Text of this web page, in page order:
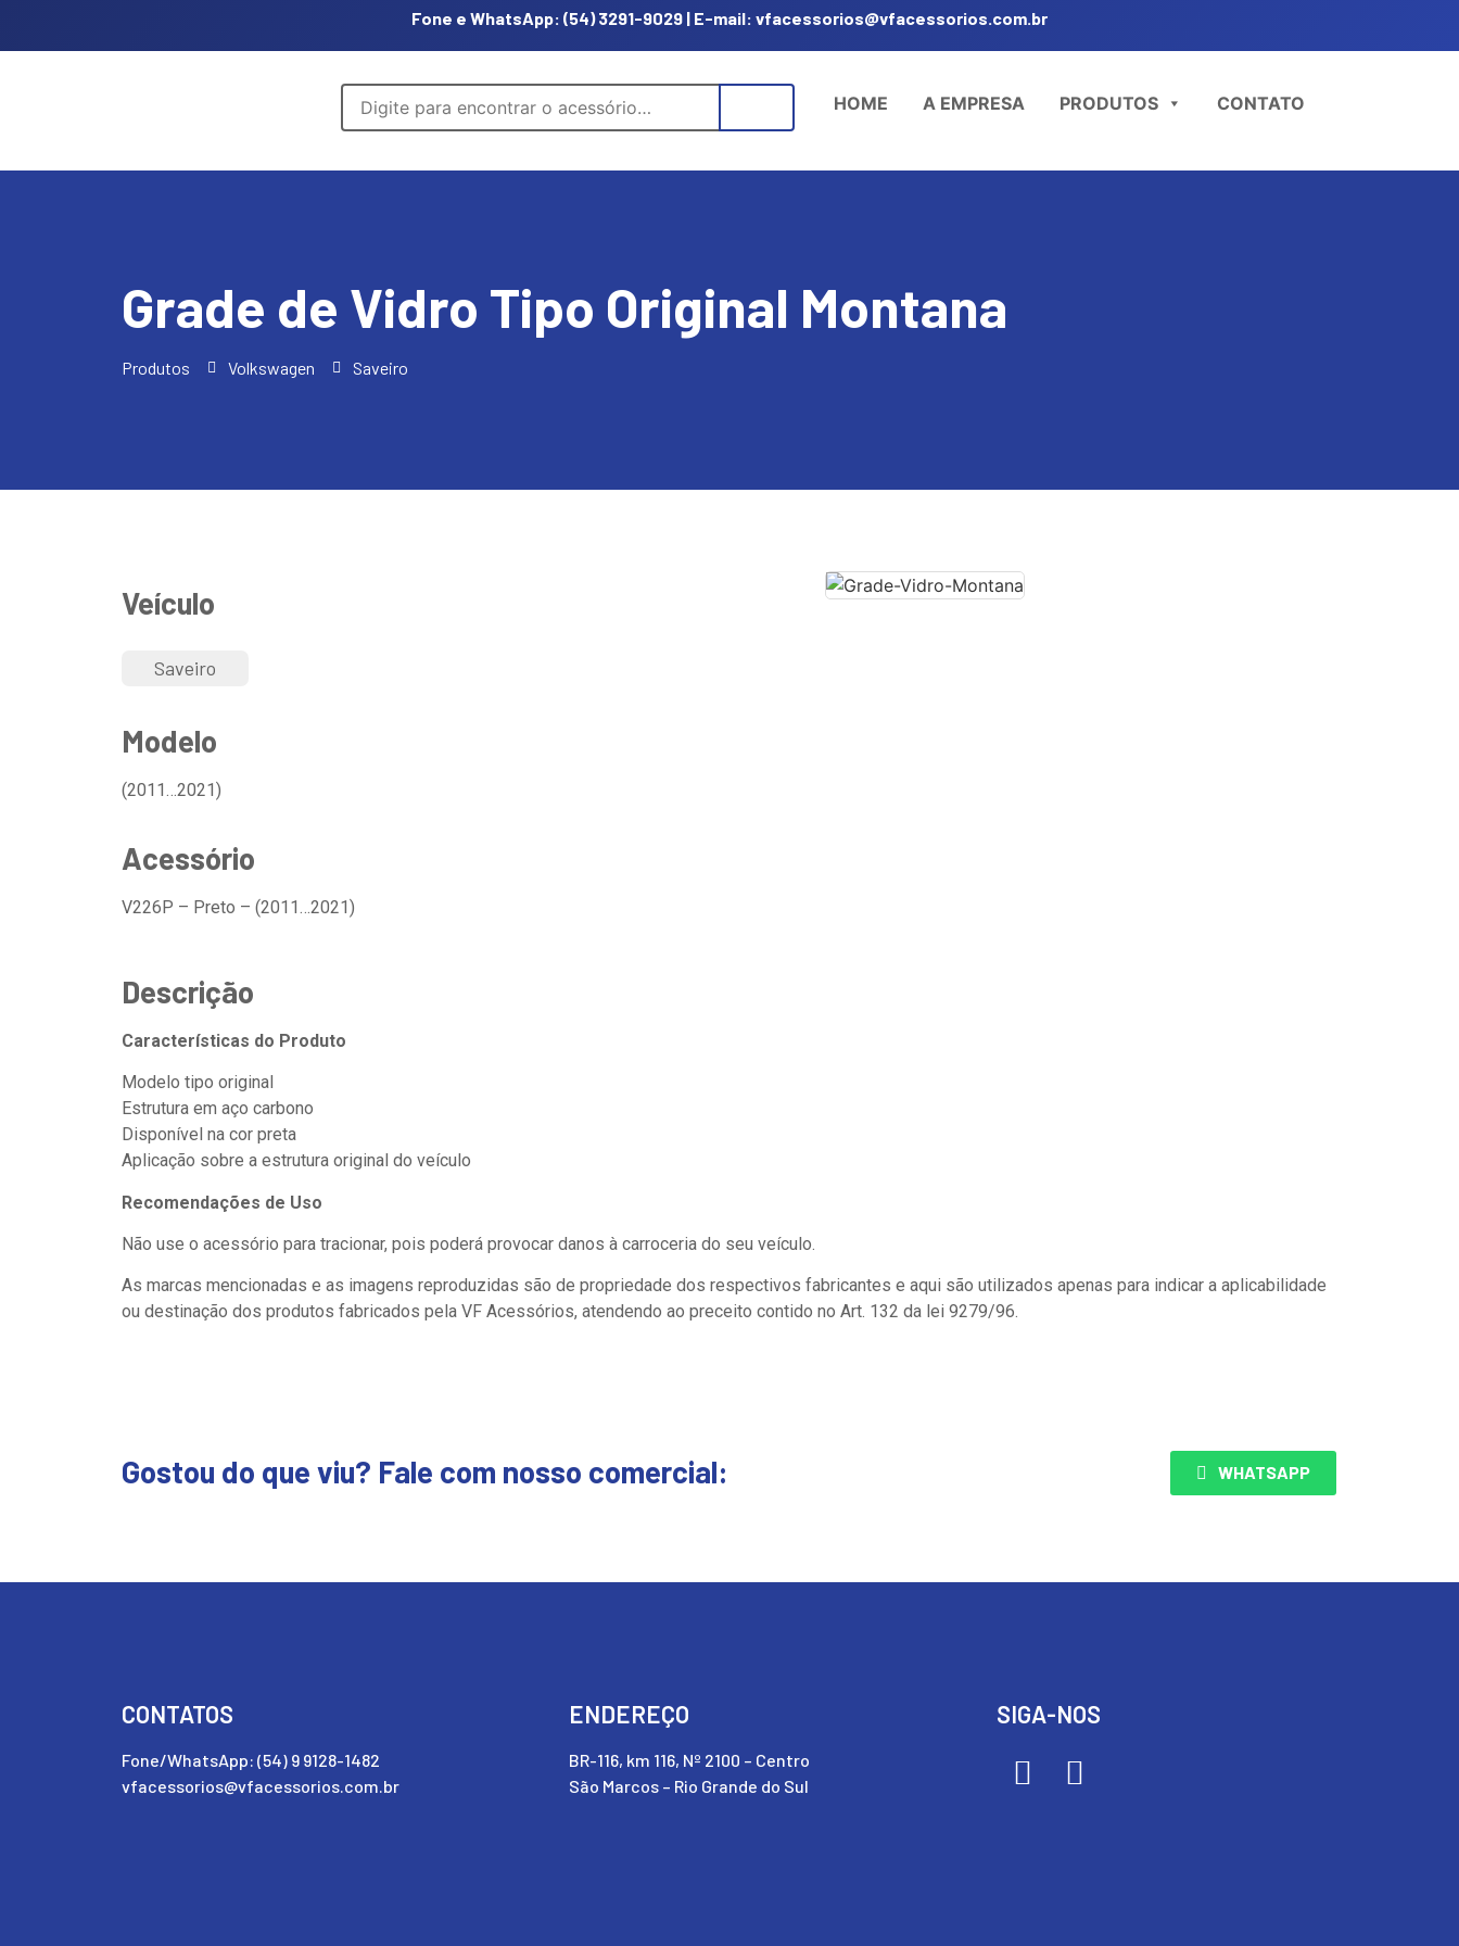
Fone e WhatsApp: (54) 3291-9029 | E-mail: vfacessorios@vfacessorios.com.br
HOME A EMPRESA PRODUTOS CONTATO
Grade de Vidro Tipo Original Montana
Produtos Volkswagen Saveiro
Veículo
Saveiro
Modelo
(2011…2021)
Acessório
V226P – Preto – (2011…2021)
Descrição
Características do Produto
Modelo tipo original
Estrutura em aço carbono
Disponível na cor preta
Aplicação sobre a estrutura original do veículo
Recomendações de Uso
Não use o acessório para tracionar, pois poderá provocar danos à carroceria do seu veículo.
As marcas mencionadas e as imagens reproduzidas são de propriedade dos respectivos fabricantes e aqui são utilizados apenas para indicar a aplicabilidade
ou destinação dos produtos fabricados pela VF Acessórios, atendendo ao preceito contido no Art. 132 da lei 9279/96.
Gostou do que viu? Fale com nosso comercial: WHATSAPP
CONTATOS
Fone/WhatsApp: (54) 9 9128-1482
vfacessorios@vfacessorios.com.br
ENDEREÇO
BR-116, km 116, Nº 2100 – Centro
São Marcos – Rio Grande do Sul
SIGA-NOS